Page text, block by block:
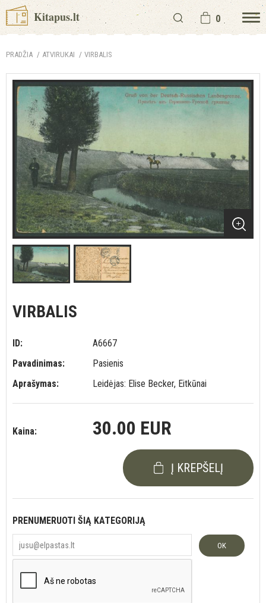
Kitapus.lt 0
PRADŽIA ATVIRUKAI VIRBALIS
VIRBALIS
ID:
A6667
Pavadinimas:
Pasienis
Aprašymas:
Leidėjas: Elise Becker, Eitkūnai
Kaina: 30.00 EUR
Į KREPŠELĮ
PRENUMERUOTI ŠIĄ KATEGORIJĄ
OK